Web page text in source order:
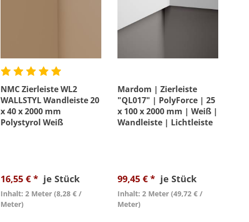
NMC Zierleiste WL2
WALLSTYL Wandleiste 20
x 40 x 2000 mm
Polystyrol Weiß
16,55 € * je Stück
Inhalt: 2 Meter (8,28 € /
Meter)
Mardom | Zierleiste
"QL017" | PolyForce | 25
x 100 x 2000 mm | Weiß |
Wandleiste | Lichtleiste
99,45 € * je Stück
Inhalt: 2 Meter (49,72 € /
Meter)